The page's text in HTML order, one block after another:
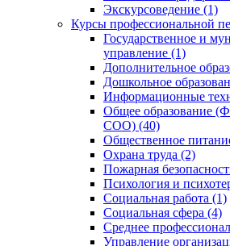
Экскурсоведение (1)
Курсы профессиональной
Государственное и
управление (1)
Дополнительное
Дошкольное
Информационные
Общее
СОО) (40)
Общественное
Охрана труда (2)
Пожарная
Психология и
Социальная работа (1)
Социальная сфера (4)
Среднее
Управление